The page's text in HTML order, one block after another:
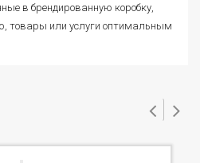
в брендированную коробку,
товары или услуги оптимальным